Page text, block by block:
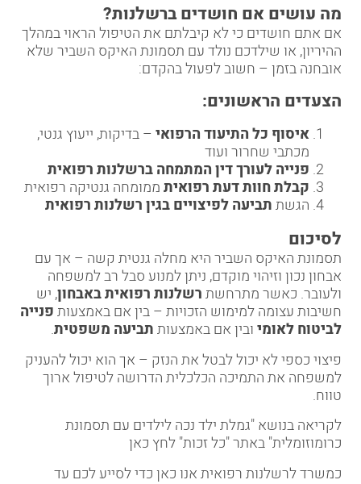
מה עושים אם חושדים ברשלנות?
אם אתם חושדים כי לא קיבלתם את הטיפול הראוי במהלך
ההיריון, או שילדכם נולד עם תסמונת האיקס השביר שלא
אובחנה בזמן – חשוב לפעול בהקדם:
הצעדים הראשונים:
איסוף כל התיעוד הרפואי– בדיקות, ייעוץ גנטי,
מכתבי שחרור ועוד
פנייה לעורך דין המתמחה ברשלנות רפואית
קבלת חוות דעת רפואיתממומחה גנטיקה רפואית
הגשתתביעה לפיצויים בגין רשלנות רפואית
לסיכום
תסמונת האיקס השביר היא מחלה גנטית קשה – אך עם
אבחון נכון וזיהוי מוקדם, ניתן למנוע סבל רב למשפחה
ולעובר. כאשר מתרחשתרשלנות רפואית באבחון, יש
חשיבות עצומה למימוש הזכויות – בין אם באמצעותפנייה
לביטוח לאומיובין אם באמצעותתביעה משפטית.
פיצוי כספי לא יכול לבטל את הנזק – אך הוא יכול להעניק
למשפחה את התמיכה הכלכלית הדרושה לטיפול ארוך
טווח.
לקריאה בנושא "גמלת ילד נכה לילדים עם תסמונת
כרומוזומלית" באתר "כל זכות"לחץ כאן
כמשרד לרשלנות רפואיתאנו כאן כדי לסייע לכם עד